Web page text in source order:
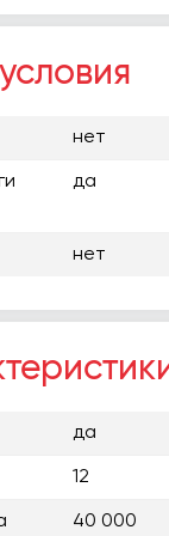
нет
да
нет
да
12
40 000